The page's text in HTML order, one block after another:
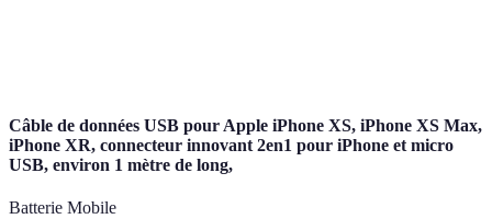
Câble de données USB pour Apple iPhone XS, iPhone XS Max,
iPhone XR, connecteur innovant 2en1 pour iPhone et micro
USB, environ 1 mètre de long,
Batterie Mobile